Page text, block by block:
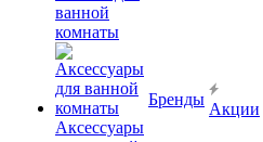
ванной
комнаты
Аксессуары
Бренды
Акции